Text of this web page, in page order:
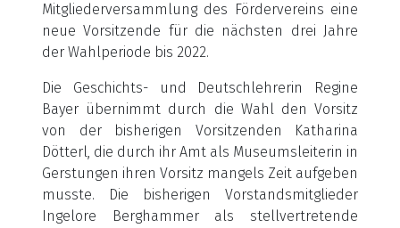
Mitgliederversammlung des Fördervereins eine
neue Vorsitzende für die nächsten drei Jahre
der Wahlperiode bis 2022.
Die Geschichts- und Deutschlehrerin Regine
Bayer übernimmt durch die Wahl den Vorsitz
von der bisherigen Vorsitzenden Katharina
Dötterl, die durch ihr Amt als Museumsleiterin in
Gerstungen ihren Vorsitz mangels Zeit aufgeben
musste. Die bisherigen Vorstandsmitglieder
Ingelore Berghammer als stellvertretende